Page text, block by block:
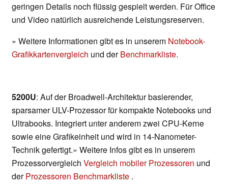
geringen Details noch flüssig gespielt werden. Für Office
und Video natürlich ausreichende Leistungsreserven.
» Weitere Informationen gibt es in unserem Notebook-
Grafikkartenvergleich und derBenchmarkliste.
5200U: Auf der Broadwell-Architektur basierender,
sparsamer ULV-Prozessor für kompakte Notebooks und
Ultrabooks. Integriert unter anderem zwei CPU-Kerne
sowie eine Grafikeinheit und wird in 14-Nanometer-
Technik gefertigt.» Weitere Infos gibt es in unserem
Prozessorvergleich Vergleich mobiler Prozessoren und
derProzessoren Benchmarkliste .